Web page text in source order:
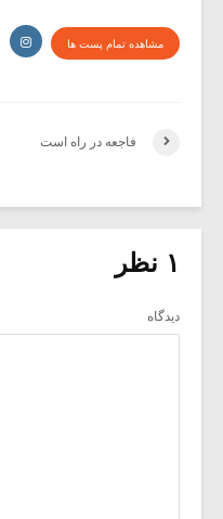
مشاهده تمام پست ها
فاجعه در راه است
۱ نظر
دیدگاه